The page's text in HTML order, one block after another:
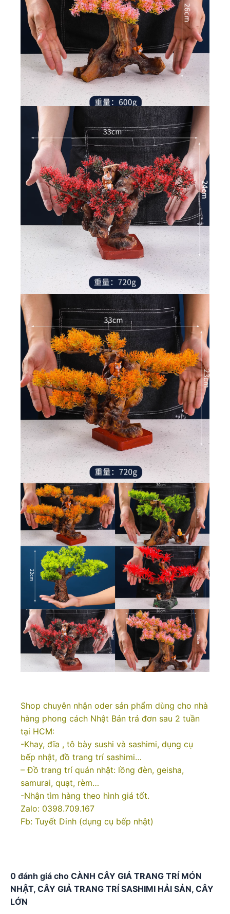
Shop chuyên nhận oder sản phẩm dùng cho nhà
hàng phong cách Nhật Bản trả đơn sau 2 tuần
tại HCM:
-Khay, đĩa , tô bày sushi và sashimi, dụng cụ
bếp nhật, đồ trang trí sashimi…
– Đồ trang trí quán nhật: lồng đèn, geisha,
samurai, quạt, rèm…
-Nhận tìm hàng theo hình giá tốt.
Zalo: 0398.709.167
Fb: Tuyết Dinh (dụng cụ bếp nhật)
0 đánh giá cho CÀNH CÂY GIẢ TRANG TRÍ MÓN
NHẬT, CÂY GIẢ TRANG TRÍ SASHIMI HẢI SẢN, CÂY
LỚN